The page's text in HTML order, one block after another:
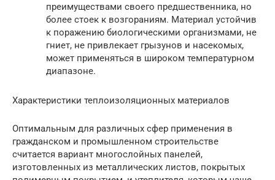
преимуществами своего предшественника, но
более стоек к возгораниям. Материал устойчив
к поражению биологическими организмами, не
гниет, не привлекает грызунов и насекомых,
может применяться в широком температурном
диапазоне.
Характеристики теплоизоляционных материалов
Оптимальным для различных сфер применения в
гражданском и промышленном строительстве
считается вариант многослойных панелей,
изготовленных из металлических листов, покрытых